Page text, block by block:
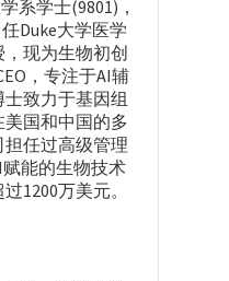
系学士(9801)，
Duke大学医学
现为生物初创
，专注于AI辅
致力于基因组
国和中国的多
任过高级管理
能的生物技术
1200万美元。